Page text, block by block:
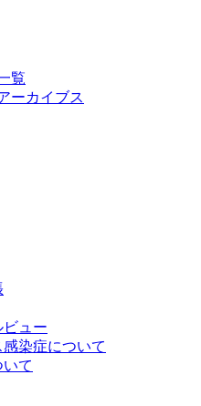
覧
ーカイブス
ュー
染症について
て